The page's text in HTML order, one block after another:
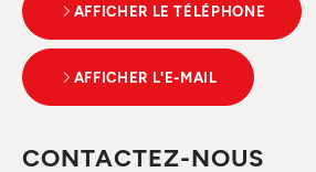
AFFICHER LE TÉLÉPHONE
AFFICHER L'E-MAIL
CONTACTEZ-NOUS